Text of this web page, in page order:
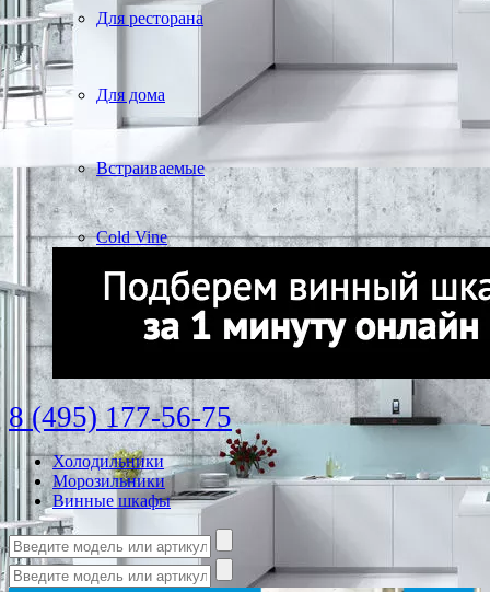
Для ресторана
Для дома
Встраиваемые
Cold Vine
8 (495) 177-56-75
Холодильники
Морозильники
Винные шкафы